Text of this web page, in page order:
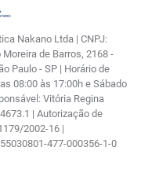
Nakano Ltda | CNPJ:
de Barros, 2168 -
Paulo - SP | Horário de
08:00 às 17:00h e Sábado
Vitória Regina
| Autorização de
2002-16 |
477-000356-1-0